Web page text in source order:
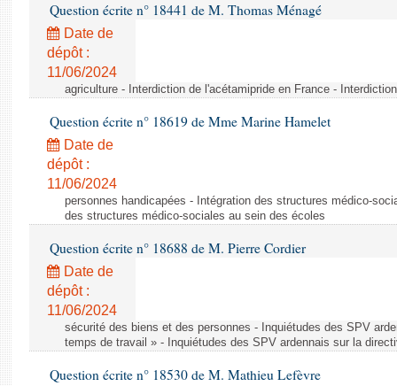
Question écrite n° 18441 de M. Thomas Ménagé
Date de
dépôt :
11/06/2024
agriculture - Interdiction de l'acétamipride en France -
Question écrite n° 18619 de Mme Marine Hamelet
Date de
dépôt :
11/06/2024
personnes handicapées - Intégration des structures médico-
des structures médico-sociales au sein des écoles
Question écrite n° 18688 de M. Pierre Cordier
Date de
dépôt :
11/06/2024
sécurité des biens et des personnes - Inquiétudes des SPV
temps de travail » - Inquiétudes des SPV ardennais sur la
Question écrite n° 18530 de M. Mathieu Lefèvre